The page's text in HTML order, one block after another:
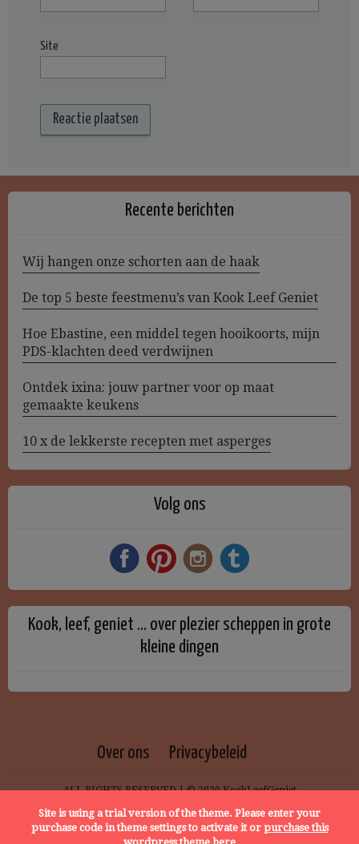
Site
Recente berichten
Wij hangen onze schorten aan de haak
De top 5 beste feestmenu’s van Kook Leef Geniet
Hoe Ebastine, een middel tegen hooikoorts, mijn
PDS-klachten deed verdwijnen
Ontdek ixina: jouw partner voor op maat
gemaakte keukens
10 x de lekkerste recepten met asperges
Volg ons
Kook, leef, geniet … over plezier scheppen in grote
kleine dingen
Over ons Privacybeleid
ALL RIGHTS RESERVED | © 2020 KookLeefGeniet
Site is using a trial version of the theme. Please enter your
purchase code in theme settings to activate it or purchase this